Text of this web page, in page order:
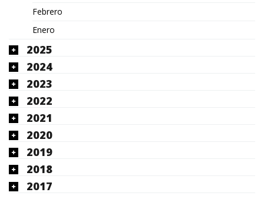
Febrero
Enero
2025
2024
2023
2022
2021
2020
2019
2018
2017